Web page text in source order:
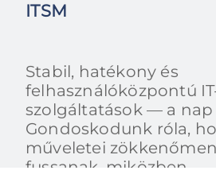
ITSM
Stabil, hatékony és
felhasználóközpontú
szolgáltatások — a nap
Gondoskodunk róla,
műveletei
fussanak, miközben